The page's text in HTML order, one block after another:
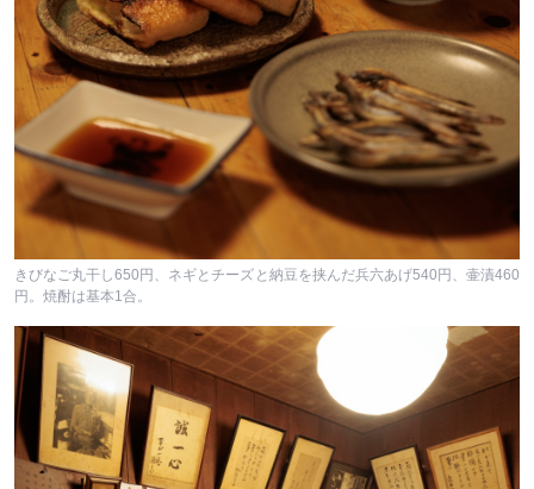
きびなご丸干し650円、ネギとチーズと納豆を挟んだ兵六あげ540円、壷漬460
円。焼酎は基本1合。